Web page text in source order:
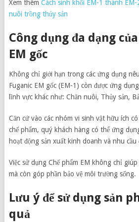
Xem thêmCách sinh khối EM-1 thành
nuôi trồng thủy sản
Công dụng đa dạng
EM gốc
Không chỉ giới hạn trong các ứng dụng
Fuganic EM gốc (EM-1) còn được ứng
lĩnh vực khác như: Chăn nuôi, Thủy sản,
Căn cứ vào các nhóm vi sinh vật hữu ích
chế phẩm, quý khách hàng có thể ứng
hoạt động sản xuất kinh doanh và nhu cầu
Việc sử dụng Chế phẩm EM không chỉ
mà còn góp phần bảo vệ môi trường sống.
Lưu ý để sử dụng sản
quả